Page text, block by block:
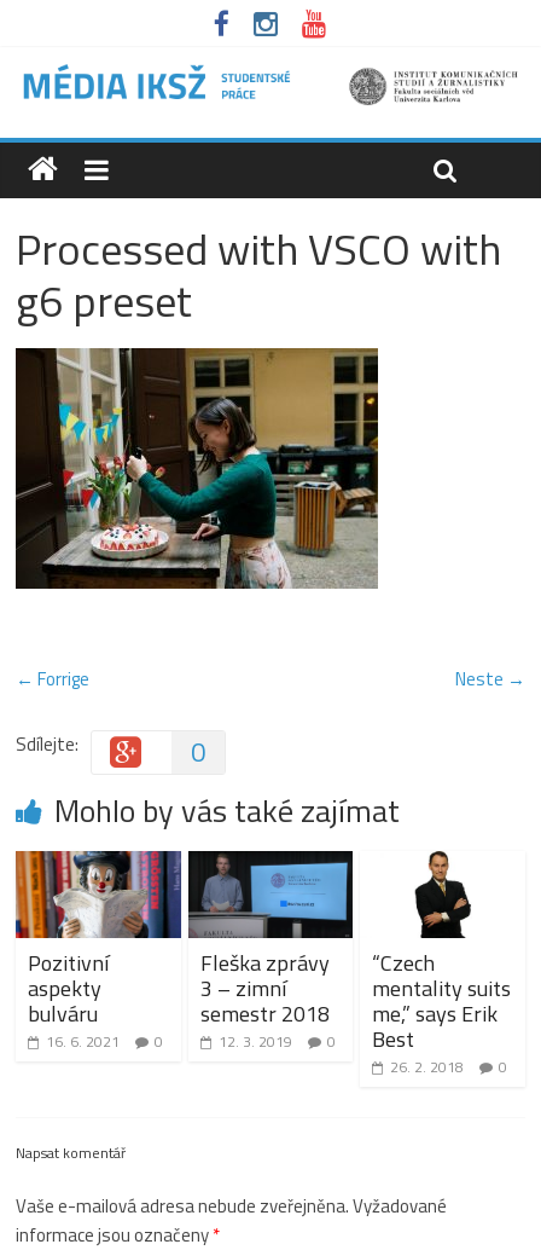
Processed with VSCO with
g6 preset
← Forrige Neste →
Sdílejte: 0
Mohlo by vás také zajímat
Pozitivní
aspekty
bulváru
16. 6. 2021 0
Fleška zprávy
3 – zimní
semestr 2018
12. 3. 2019 0
“Czech
mentality suits
me,” says Erik
Best
26. 2. 2018 0
Napsat komentář
Vaše e-mailová adresa nebude zveřejněna.Vyžadované
informace jsou označeny*